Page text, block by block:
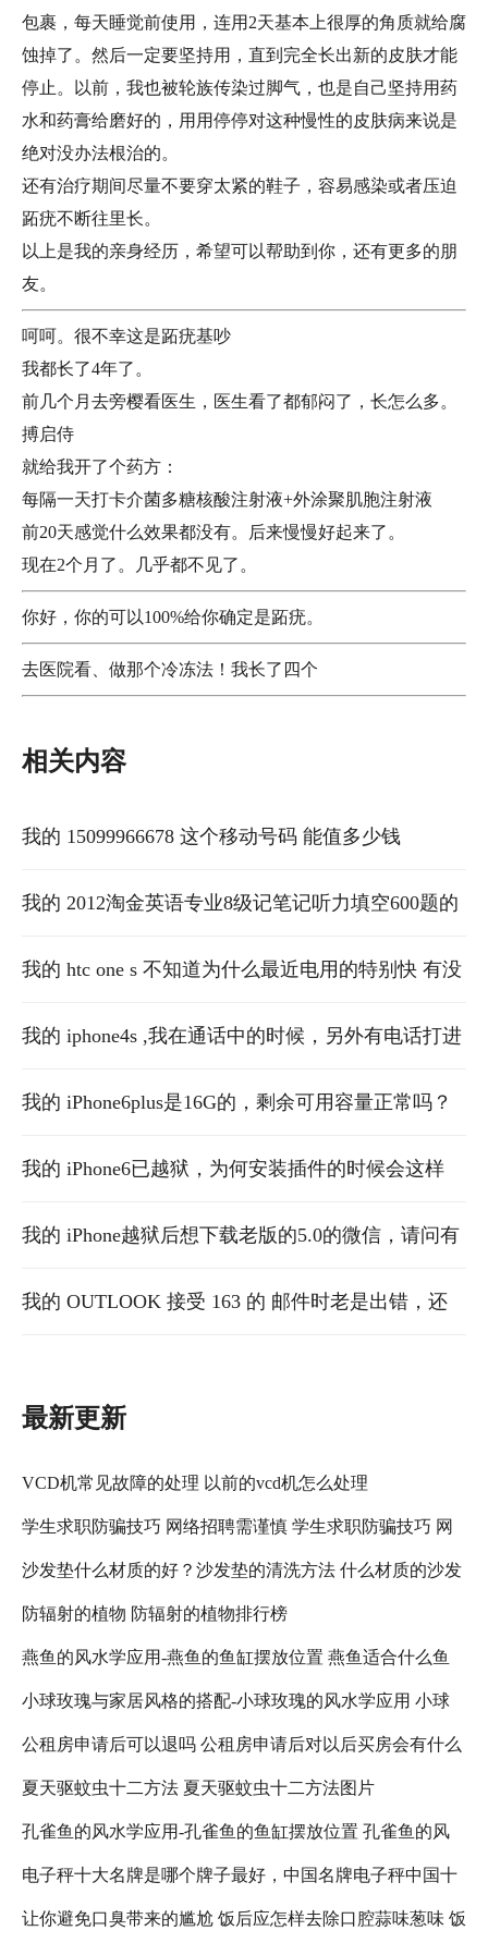
包裹，每天睡觉前使用，连用2天基本上很厚的角质就给腐
蚀掉了。然后一定要坚持用，直到完全长出新的皮肤才能
停止。以前，我也被轮族传染过脚气，也是自己坚持用药
水和药膏给磨好的，用用停停对这种慢性的皮肤病来说是
绝对没办法根治的。
还有治疗期间尽量不要穿太紧的鞋子，容易感染或者压迫
跖疣不断往里长。
以上是我的亲身经历，希望可以帮助到你，还有更多的朋
友。
呵呵。很不幸这是跖疣基吵
我都长了4年了。
前几个月去旁樱看医生，医生看了都郁闷了，长怎么多。
搏启侍
就给我开了个药方：
每隔一天打卡介菌多糖核酸注射液+外涂聚肌胞注射液
前20天感觉什么效果都没有。后来慢慢好起来了。
现在2个月了。几乎都不见了。
你好，你的可以100%给你确定是跖疣。
去医院看、做那个冷冻法！我长了四个
相关内容
我的 15099966678 这个移动号码 能值多少钱
我的 2012淘金英语专业8级记笔记听力填空600题的
音频材料掉了 ，希望有谁能把这个音频发到我邮箱
里，拜托了
我的 htc one s 不知道为什么最近电用的特别快 有没
有可能是我充电充太久了
我的 iphone4s ,我在通话中的时候，另外有电话打进
来，我这边没有显示？？
我的 iPhone6plus是16G的，剩余可用容量正常吗？
我的 iPhone6已越狱，为何安装插件的时候会这样
（下图），接下来如何做？谢谢！！
我的 iPhone越狱后想下载老版的5.0的微信，请问有
什么简单的方法！
我的 OUTLOOK 接受 163 的 邮件时老是出错，还
这个问题？
最新更新
VCD机常见故障的处理 以前的vcd机怎么处理
学生求职防骗技巧 网络招聘需谨慎 学生求职防骗技巧 网
络招聘需注意什么
沙发垫什么材质的好？沙发垫的清洗方法 什么材质的沙发
垫比较好
防辐射的植物 防辐射的植物排行榜
燕鱼的风水学应用-燕鱼的鱼缸摆放位置 燕鱼适合什么鱼
缸
小球玫瑰与家居风格的搭配-小球玫瑰的风水学应用 小球
玫瑰怎么养更好看
公租房申请后可以退吗 公租房申请后对以后买房会有什么
影响吗 公租房退租以后,还可以在申请吗?
夏天驱蚊虫十二方法 夏天驱蚊虫十二方法图片
孔雀鱼的风水学应用-孔雀鱼的鱼缸摆放位置 孔雀鱼的风
水禁忌
电子秤十大名牌是哪个牌子最好，中国名牌电子秤中国十
大名牌电子秤 人体电子秤十大名牌是哪个牌子最好
让你避免口臭带来的尴尬 饭后应怎样去除口腔蒜味葱味 饭